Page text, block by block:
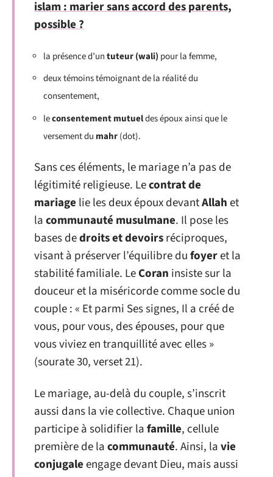
islam : marier sans accord des parents,
possible ?
la présence d’untuteur (wali) pour la femme,
deux témoins témoignant de la réalité du
consentement,
leconsentement mutueldes époux ainsi que le
versement du mahr(dot).
Sans ces éléments, le mariage n’a pas de
légitimité religieuse. Lecontrat de
mariage lie les deux époux devantAllahet
lacommunauté musulmane. Il pose les
bases dedroits et devoirsréciproques,
visant à préserver l’équilibre dufoyeret la
stabilité familiale. LeCoran insiste sur la
douceur et la miséricorde comme socle du
couple : « Et parmi Ses signes, Il a créé de
vous, pour vous, des épouses, pour que
vous viviez en tranquillité avec elles »
(sourate 30, verset 21).
Le mariage, au-delà du couple, s’inscrit
aussi dans la vie collective. Chaque union
participe à solidifier lafamille, cellule
première de lacommunauté. Ainsi, lavie
conjugaleengage devant Dieu, mais aussi